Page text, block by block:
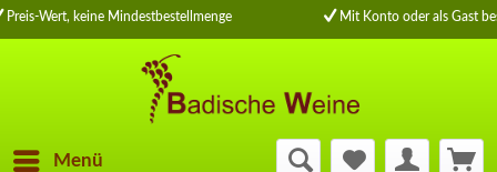
Preis-Wert, keine Mindestbestellmenge Mit Konto oder als Gast
Menü